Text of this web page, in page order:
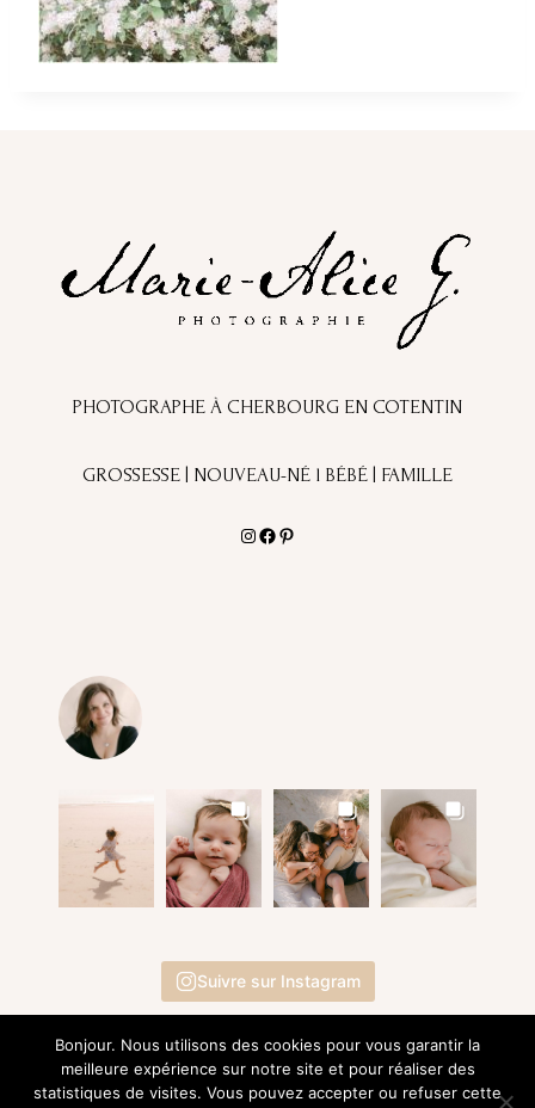
PHOTOGRAPHE À CHERBOURG EN COTENTIN
GROSSESSE | NOUVEAU-NÉ l BÉBÉ | FAMILLE
Instagram
Facebook
Pinterest
Suivre sur Instagram
Bonjour. Nous utilisons des cookies pour vous garantir la
meilleure expérience sur notre site et pour réaliser des
statistiques de visites. Vous pouvez accepter ou refuser cette